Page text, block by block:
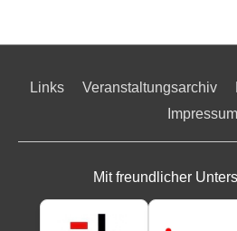
Links Veranstaltungsarchiv
Impressum
Mit freundlicher